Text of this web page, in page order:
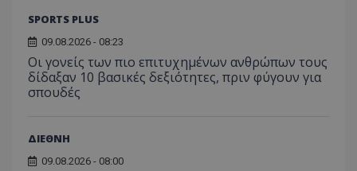
SPORTS PLUS
09.08.2026 - 08:23
Οι γονείς των πιο επιτυχημένων ανθρώπων τους
δίδαξαν 10 βασικές δεξιότητες, πριν φύγουν για
σπουδές
ΔΙΕΘΝΗ
09.08.2026 - 08:00